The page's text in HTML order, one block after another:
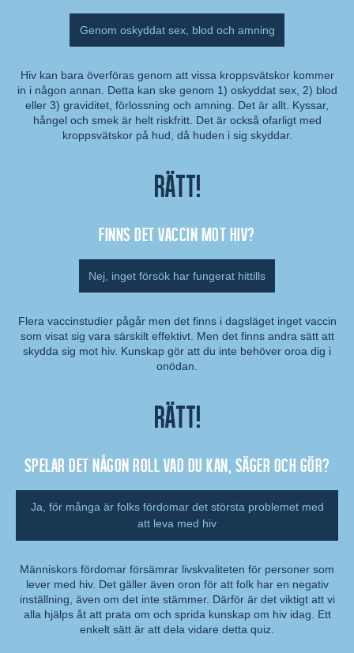
Genom oskyddat sex, blod och amning
Kommentar:
Hiv kan bara överföras genom att vissa kroppsvätskor kommer
in i någon annan. Detta kan ske genom 1) oskyddat sex, 2) blod
eller 3) graviditet, förlossning och amning. Det är allt. Kyssar,
hångel och smek är helt riskfritt. Det är också ofarligt med
kroppsvätskor på hud, då huden i sig skyddar.
Rätt!
Finns det vaccin mot hiv?
Nej, inget försök har fungerat hittills
Kommentar:
Flera vaccinstudier pågår men det finns i dagsläget inget vaccin
som visat sig vara särskilt effektivt. Men det finns andra sätt att
skydda sig mot hiv. Kunskap gör att du inte behöver oroa dig i
onödan.
Rätt!
Spelar det någon roll vad du kan, säger och gör?
Ja, för många är folks fördomar det största problemet med
att leva med hiv
Kommentar:
Människors fördomar försämrar livskvaliteten för personer som
lever med hiv. Det gäller även oron för att folk har en negativ
inställning, även om det inte stämmer. Därför är det viktigt att vi
alla hjälps åt att prata om och sprida kunskap om hiv idag. Ett
enkelt sätt är att dela vidare detta quiz.